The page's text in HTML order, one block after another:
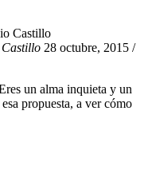
Castillo 28 octubre, 2015 /
un alma inquieta y un
propuesta, a ver cómo